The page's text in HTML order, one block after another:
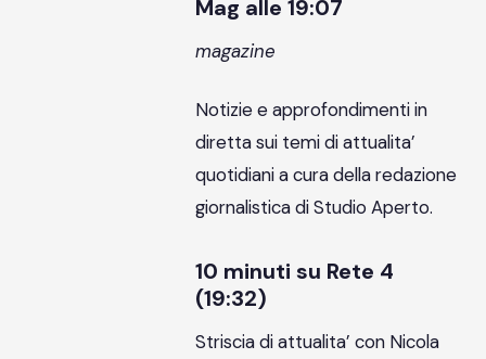
Mag alle 19:07
magazine
Notizie e approfondimenti in
diretta sui temi di attualita’
quotidiani a cura della redazione
giornalistica di Studio Aperto.
10 minuti su Rete 4
(19:32)
Striscia di attualita’ con Nicola